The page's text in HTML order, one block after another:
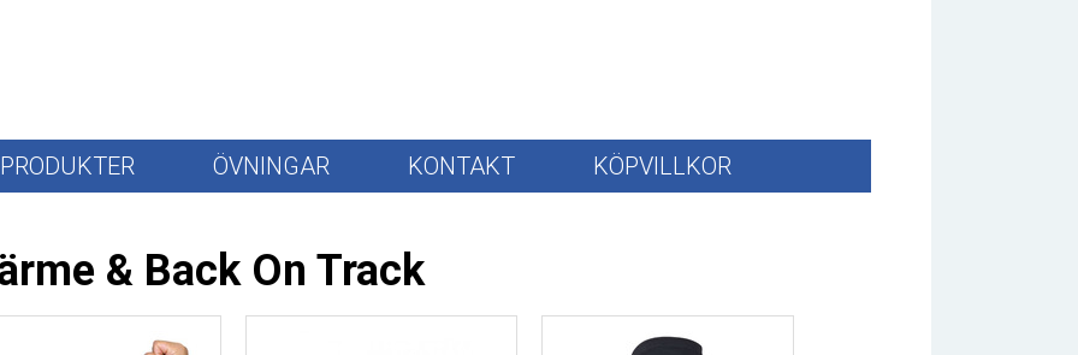
PRODUKTER ÖVNINGAR KONTAKT KÖPVILLKOR
& Back On Track